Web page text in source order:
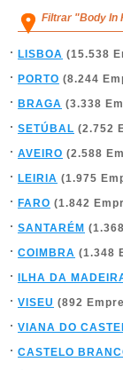
Filtrar "Body In
LISBOA (15.538
PORTO (8.244
BRAGA (3.338
SETÚBAL (2.752
AVEIRO (2.588
LEIRIA (1.975
FARO (1.842
SANTARÉM
COIMBRA (1.348
ILHA DA
VISEU (892
VIANA DO
CASTELO